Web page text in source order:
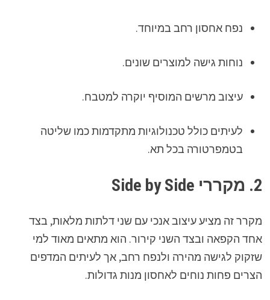
נפח אחסון רחב במיוחד.
נוחות גישה למוצרים שונים.
עיצוב מרשים המוסיף יוקרה למטבח.
לעיתים כולל טכנולוגיות מתקדמות כמו שליטה
בטמפרטורה בכל תא.
2. מקררי Side by Side
מקרר זה מציע עיצוב אנכי עם שני דלתות מלאות, בצד
אחד הקפאה ובצד השני קירור. הוא מתאים מאוד למי
שזקוק לגישה מהירה ולנפח רחב, אך לעיתים המדפים
הצרים פחות נוחים לאחסון מנות גדולות.